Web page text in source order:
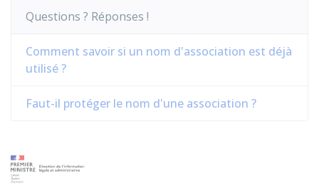
Questions ? Réponses !
Comment savoir si un nom d'association est déjà
utilisé ?
Faut-il protéger le nom d'une association ?